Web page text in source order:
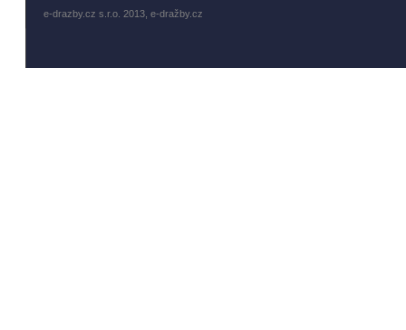
e-drazby.cz s.r.o. 2013, e-dražby.cz